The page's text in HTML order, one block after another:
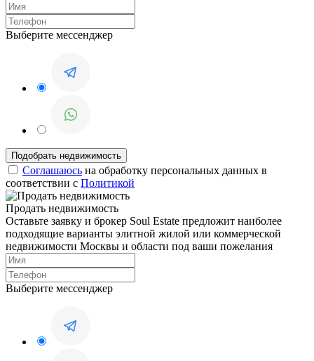
Выберите мессенджер
Соглашаюсь на обработку персональных данных в
соответствии с Политикой
Продать недвижимость
Оставьте заявку и брокер Soul Estate предложит наиболее
подходящие варианты элитной жилой или коммерческой
недвижимости Москвы и области под ваши пожелания
Выберите мессенджер